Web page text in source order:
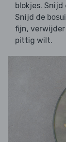
blokjes. Snijd
Snijd de bosui
fijn,
pittig wilt.